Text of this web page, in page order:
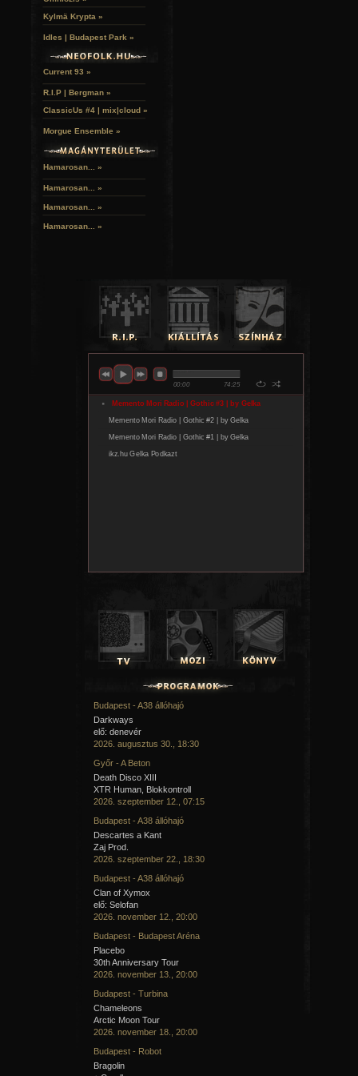
Kylmä Krypta »
Idles | Budapest Park »
Current 93 »
R.I.P | Bergman »
ClassicUs #4 | mix|cloud »
Morgue Ensemble »
Hamarosan... »
Hamarosan... »
Hamarosan... »
Hamarosan... »
Budapest - A38 állóhajó
Darkways
elő: denevér
2026. augusztus 30., 18:30
Győr - A Beton
Death Disco XIII
XTR Human, Blokkontroll
2026. szeptember 12., 07:15
Budapest - A38 állóhajó
Descartes a Kant
Zaj Prod.
2026. szeptember 22., 18:30
Budapest - A38 állóhajó
Clan of Xymox
elő: Selofan
2026. november 12., 20:00
Budapest - Budapest Aréna
Placebo
30th Anniversary Tour
2026. november 13., 20:00
Budapest - Turbina
Chameleons
Arctic Moon Tour
2026. november 18., 20:00
Budapest - Robot
Bragolin